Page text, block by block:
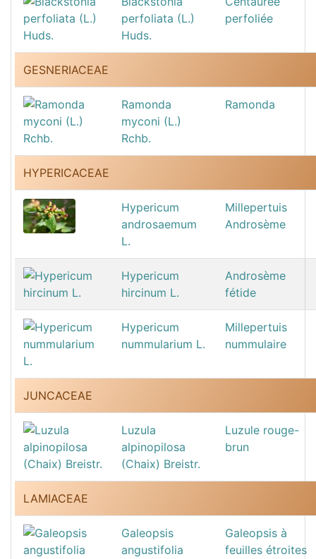
perfoliata (L.)
Huds.
perfoliée
GESNERIACEAE
Ramonda
myconi (L.)
Rchb.
Ramonda
HYPERICACEAE
Hypericum
androsaemum
L.
Millepertuis
Androsème
Hypericum
hircinum L.
Androsème
fétide
Hypericum
nummularium L.
Millepertuis
nummulaire
JUNCACEAE
Luzula
alpinopilosa
(Chaix) Breistr.
Luzule rouge-
brun
LAMIACEAE
Galeopsis
angustifolia
Galeopsis à
feuilles étroites